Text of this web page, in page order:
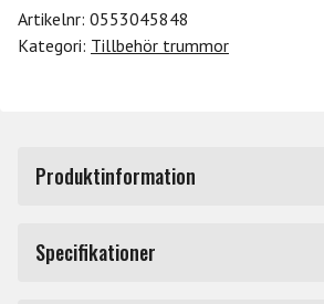
Artikelnr: 0553045848
Kategori: Tillbehör trummor
Produktinformation
Specifikationer